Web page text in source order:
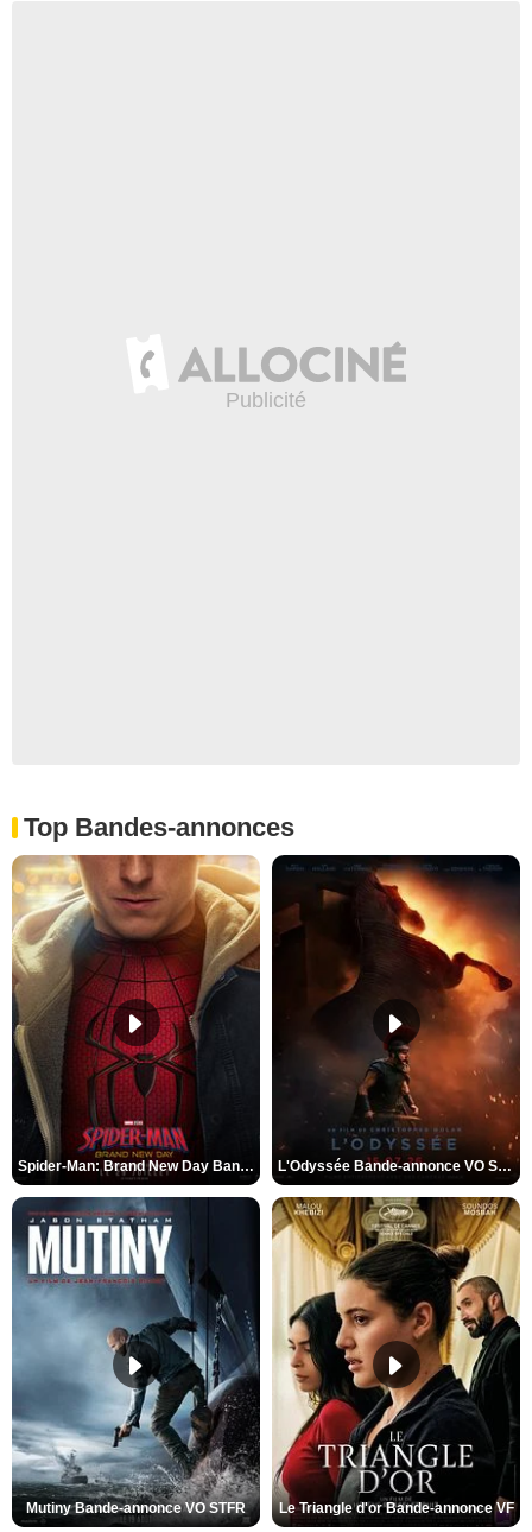
Top Bandes-annonces
Spider-Man: Brand New Day Bande-annonce VO STFR L'Odyssée Bande-annonce VO STFR
Mutiny Bande-annonce VO STFR Le Triangle d'or Bande-annonce VF